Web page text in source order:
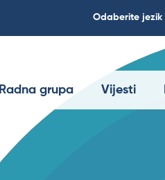
Odaberite jezik
Radna grupa Vijesti